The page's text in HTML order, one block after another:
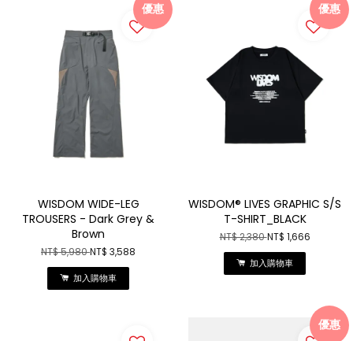
優惠
WISDOM WIDE-LEG
TROUSERS - Dark Grey &
Brown
NT$ 5,980NT$ 3,588
加入購物車
優惠
WISDOM® LIVES GRAPHIC S/S
T-SHIRT_BLACK
NT$ 2,380NT$ 1,666
加入購物車
優惠